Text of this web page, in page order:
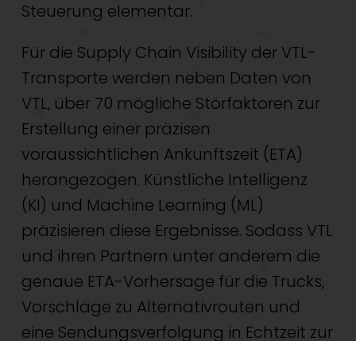
Steuerung elementar.
Für die Supply Chain Visibility der VTL-
Transporte werden neben Daten von
VTL, über 70 mögliche Störfaktoren zur
Erstellung einer präzisen
voraussichtlichen Ankunftszeit (ETA)
herangezogen. Künstliche Intelligenz
(KI) und Machine Learning (ML)
präzisieren diese Ergebnisse. Sodass VTL
und ihren Partnern unter anderem die
genaue ETA-Vorhersage für die Trucks,
Vorschläge zu Alternativrouten und
eine Sendungsverfolgung in Echtzeit zur